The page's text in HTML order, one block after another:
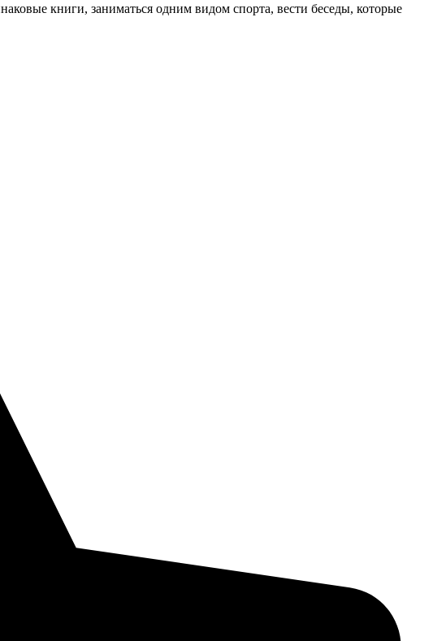
книги, заниматься одним видом спорта, вести беседы, которые